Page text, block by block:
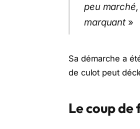
peu
marquant »
Sa démarche a
de culot peut
Le coup de